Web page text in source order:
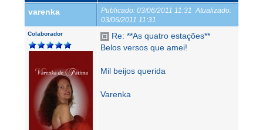
varenka Publicado: 03/06/2011 11:31 Atualizado:
03/06/2011 11:31
Colaborador
Re: **As quatro estações**
Belos versos que amei!
Mil beijos querida
Varenka